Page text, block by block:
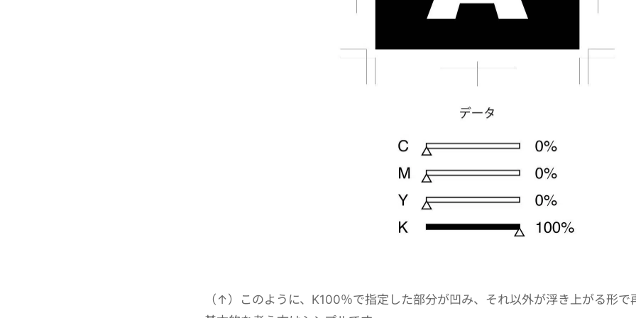
（↑）このように、K100％で指定した部分が凹み、それ以外が浮き上がる形で